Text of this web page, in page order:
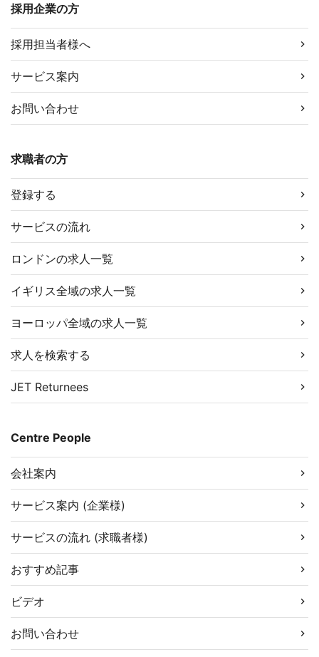
採用企業の方
採用担当者様へ
サービス案内
お問い合わせ
求職者の方
登録する
サービスの流れ
ロンドンの求人一覧
イギリス全域の求人一覧
ヨーロッパ全域の求人一覧
求人を検索する
JET Returnees
Centre People
会社案内
サービス案内 (企業様)
サービスの流れ (求職者様)
おすすめ記事
ビデオ
お問い合わせ